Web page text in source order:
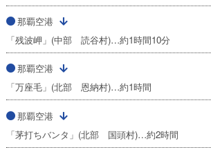
那覇空港
「残波岬」(中部 読谷村)…約1時間10分
那覇空港
「万座毛」(北部 恩納村)…約1時間
那覇空港
「茅打ちバンタ」(北部 国頭村)…約2時間